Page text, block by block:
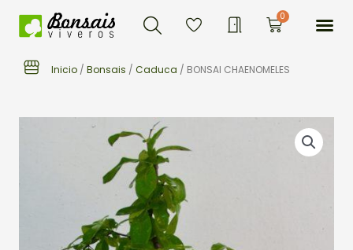
Buscar 0Carrito
Inicio / Bonsais / Caduca / BONSAI CHAENOMELES